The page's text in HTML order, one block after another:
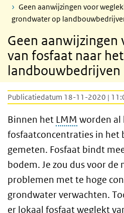
Geen aanwijzingen voor
grondwater op
Geen aanwijzingen
van fosfaat naar
landbouwbedrijven
Publicatiedatum 18-11-2020 |
Binnen het LMM worden al
fosfaatconcentraties in het
gemeten. Fosfaat bindt
bodem. Je zou dus voor de
problemen met te hoge
grondwater verwachten.
er lokaal fosfaat weglekt